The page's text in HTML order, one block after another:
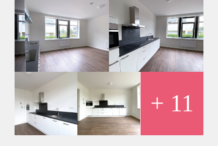
wasmachineaansluiting. De woonkamer is door de ramen erg
licht en beschikt over een open keuken, voorzien van een
combi-oven magnetron, een koelkast met vriesvak, een 4-pits
inductie kookplaat met RVS afzuigkap, een gootsteen met
luxe mengkraan, een vaatwasmachine en voldoende
opbergruimte.
De appartementen zijn voorzien van een luxe PVC-vloer en
beschikken over een intercom, een eigen parkeerplaats en
toegang tot de afsluitbare fietsenstalling.
Het appartement wordt gestoffeerd aangeboden voor
€1195,00 incl. servicekosten, excl.
Gas/Water/Elektra/Gemeentelijke Heffingen/Internet en
Televisie.
+ 11